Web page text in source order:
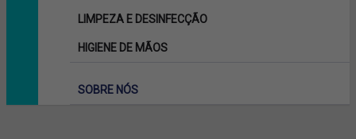
LIMPEZA E DESINFECÇÃO
HIGIENE DE MÃOS
SOBRE NÓS